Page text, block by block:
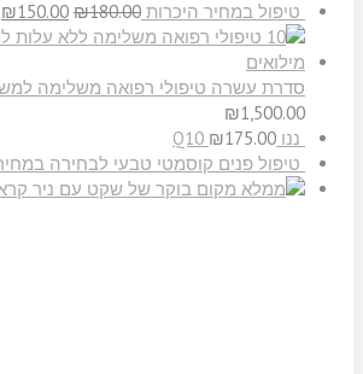
טיפול במחיר היכרות ₪180.00
₪150.00
סדרת עשרה טיפולי רפואה משלימה
₪1,500.00
ננו Q10
₪175.00
טיפול פנים קוסמטי טבעי לבחירה
בוקר של שקט עם ניר